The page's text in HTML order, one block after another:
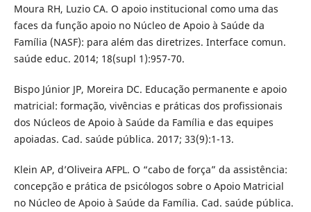
Moura RH, Luzio CA. O apoio institucional como uma das
faces da função apoio no Núcleo de Apoio à Saúde da
Família (NASF): para além das diretrizes. Interface comun.
saúde educ. 2014; 18(supl 1):957-70.
Bispo Júnior JP, Moreira DC. Educação permanente e apoio
matricial: formação, vivências e práticas dos profissionais
dos Núcleos de Apoio à Saúde da Família e das equipes
apoiadas. Cad. saúde pública. 2017; 33(9):1-13.
Klein AP, d’Oliveira AFPL. O “cabo de força” da assistência:
concepção e prática de psicólogos sobre o Apoio Matricial
no Núcleo de Apoio à Saúde da Família. Cad. saúde pública.